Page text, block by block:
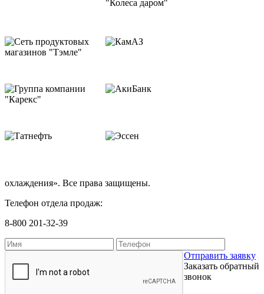
охлаждения». Все права защищены.
Телефон отдела продаж:
8-800 201-32-39
Отправить заявку
Заказать обратный
звонок